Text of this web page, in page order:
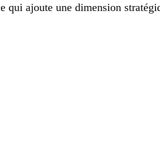
qui ajoute une dimension